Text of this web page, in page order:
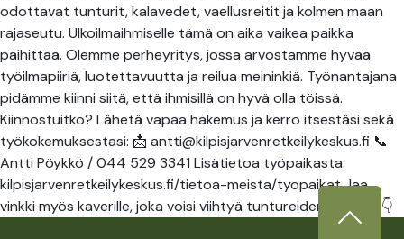
odottavat tunturit, kalavedet, vaellusreitit ja kolmen maan
rajaseutu. Ulkoilmaihmiselle tämä on aika vaikea paikka
päihittää. Olemme perheyritys, jossa arvostamme hyvää
työilmapiiriä, luotettavuutta ja reilua meininkiä. Työnantajana
pidämme kiinni siitä, että ihmisillä on hyvä olla töissä.
Kiinnostuitko? Lähetä vapaa hakemus ja kerro itsestäsi sekä
työkokemuksestasi: 📩 antti@kilpisjarvenretkeilykeskus.fi 📞
Antti Pöykkö / 044 529 3341 Lisätietoa työpaikasta:
kilpisjarvenretkeilykeskus.fi/tietoa-meista/tyopaikat Jaa
vinkki myös kaverille, joka voisi viihtyä tuntureiden keskellä 👇